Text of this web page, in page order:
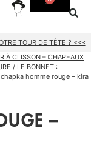
TOUR DE TÊTE ? <<<
À CLISSON – CHAPEAUX
/ LE BONNET :
homme rouge – kira
–